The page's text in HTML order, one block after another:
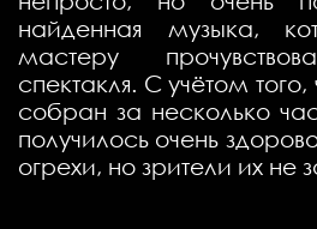
найденная музыка,
мастеру
спектакля. С учётом того,
собран за несколько
получилось очень
огрехи, но зрители их не